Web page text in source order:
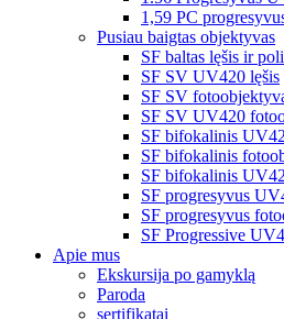
1,59 PC
Pusiau baigtas objektyvas
SF baltas lęšis ir
SF SV UV420 lęšis
SF SV
SF SV UV420
SF bifokalinis
SF bifokalinis
SF bifokalinis
SF progresyvus
SF progresyvus
SF Progressive
Apie mus
Ekskursija po gamyklą
Paroda
sertifikatai